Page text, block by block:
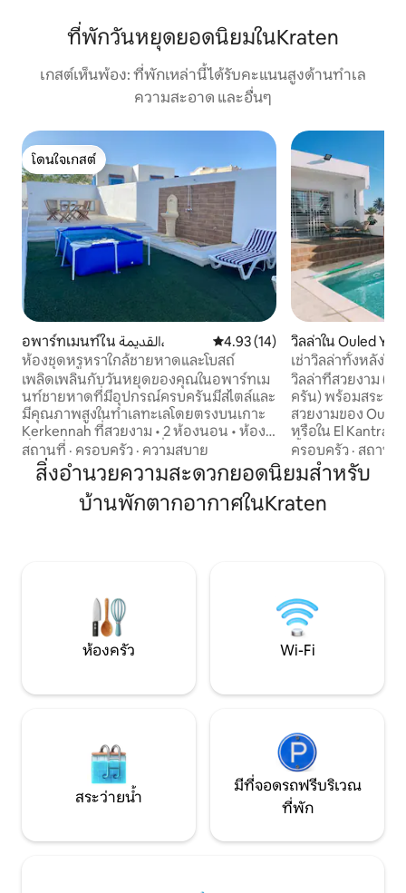
ที่พักวันหยุดยอดนิยมในKraten
เกสต์เห็นพ้อง: ที่พักเหล่านี้ได้รับคะแนนสูงด้านทำเล
ความสะอาด และอื่นๆ
โดนใจเกสต์
โดนใจเกสต์
อพาร์ทเมนท์ใน القديمة، คะแนนเฉลี่ย 4.93 จาก 5, 14 รีวิว
4.93 (14)
ห้องชุดหรูหราใกล้ชายหาดและโบสถ์
เพลิดเพลินกับวันหยุดของคุณในอพาร์ทเม
นท์ชายหาดที่มีอุปกรณ์ครบครันมีสไตล์และ
มีคุณภาพสูงในทำเลทะเลโดยตรงบนเกาะ
Kerkennah ที่สวยงาม • 2 ห้องนอน • ห้อง
นั่งเล่นทันสมัยพร้อมเครื่องปรับอากาศ •
ห้องครัวพร้อมอุปกรณ์ครบครัน • ระเบียง
ขนาดใหญ่พร้อมพื้นที่รับประทานอาหาร
และพื้นที่บาร์บีคิว ห่างจากชายหาดเพียงไม่
กี่ก้าวทำเลที่ตั้งเหมาะสำหรับการพักผ่อน
สถานที่ · ครอบครัว · ความสบาย
วิลล่าใน Ouled
เช่าวิลล่าทั้งหลังใน
ตูนิเซีย พร้อมสระว่
วิลล่าที่สวยงาม (มี
ครัน) พร้อมสระว่
สวยงามของ
หรือใน El Kantra
นั้น วิลล่าอิสระแห่
ชายหาด 200 เมต
นอนรวมถึงห้องส
อาบน้ำและห้องสุข
ห้องนั่งเล่น มีระเ
ครอบครัว · สถานที่
สิ่งอำนวยความสะดวกยอดนิยมสำหรับ
บ้านพักตากอากาศในKraten
ห้องครัว Wi-Fi
สระว่ายน้ำ
มีที่จอดรถฟรีบริเวณ
ที่พัก